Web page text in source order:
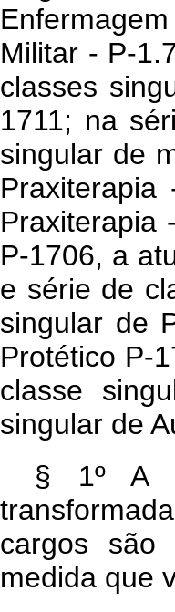
Militar - P-
classes
1711; na
singular de
Praxiterapia
P-1706, a
e série de
singular de
Protético P-
classe
singular de
§ 1º A
cargos são
medida que